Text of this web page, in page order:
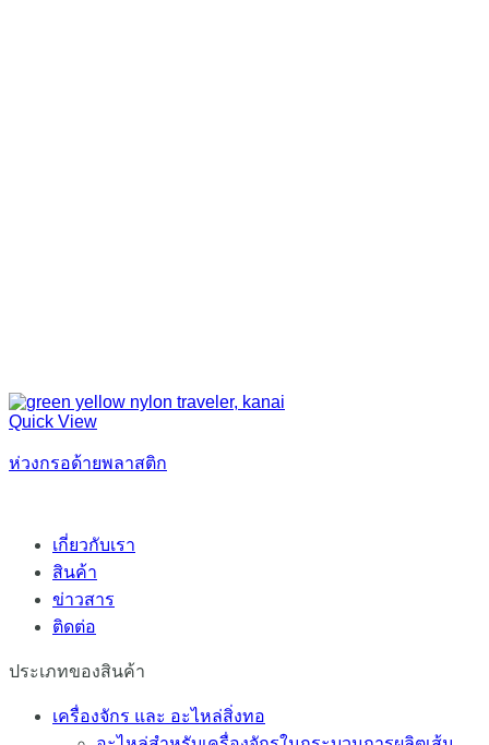
Quick View
ห่วงกรอด้ายพลาสติก
เกี่ยวกับเรา
สินค้า
ข่าวสาร
ติดต่อ
ประเภทของสินค้า
เครื่องจักร และ อะไหล่สิ่งทอ